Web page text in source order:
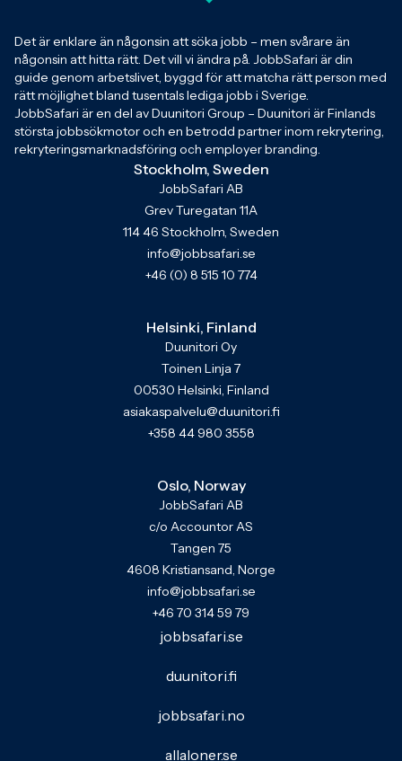
Det är enklare än någonsin att söka jobb – men svårare än
någonsin att hitta rätt. Det vill vi ändra på. JobbSafari är din
guide genom arbetslivet, byggd för att matcha rätt person med
rätt möjlighet bland tusentals lediga jobb i Sverige.
JobbSafari är en del av Duunitori Group – Duunitori är Finlands
största jobbsökmotor och en betrodd partner inom rekrytering,
rekryteringsmarknadsföring och employer branding.
Stockholm, Sweden
JobbSafari AB
Grev Turegatan 11A
114 46 Stockholm, Sweden
info@jobbsafari.se
+46 (0) 8 515 10 774
Helsinki, Finland
Duunitori Oy
Toinen Linja 7
00530 Helsinki, Finland
asiakaspalvelu@duunitori.fi
+358 44 980 3558
Oslo, Norway
JobbSafari AB
c/o Accountor AS
Tangen 75
4608 Kristiansand, Norge
info@jobbsafari.se
+46 70 314 59 79
jobbsafari.se
duunitori.fi
jobbsafari.no
allaloner.se